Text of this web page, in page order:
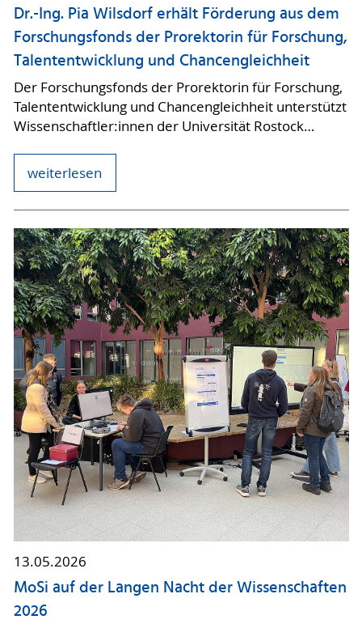
Dr.-Ing. Pia Wilsdorf erhält Förderung aus dem
Forschungsfonds der Prorektorin für Forschung,
Talententwicklung und Chancengleichheit
Der Forschungsfonds der Prorektorin für Forschung,
Talententwicklung und Chancengleichheit unterstützt
Wissenschaftler:innen der Universität Rostock…
weiterlesen
13.05.2026
MoSi auf der Langen Nacht der Wissenschaften
2026